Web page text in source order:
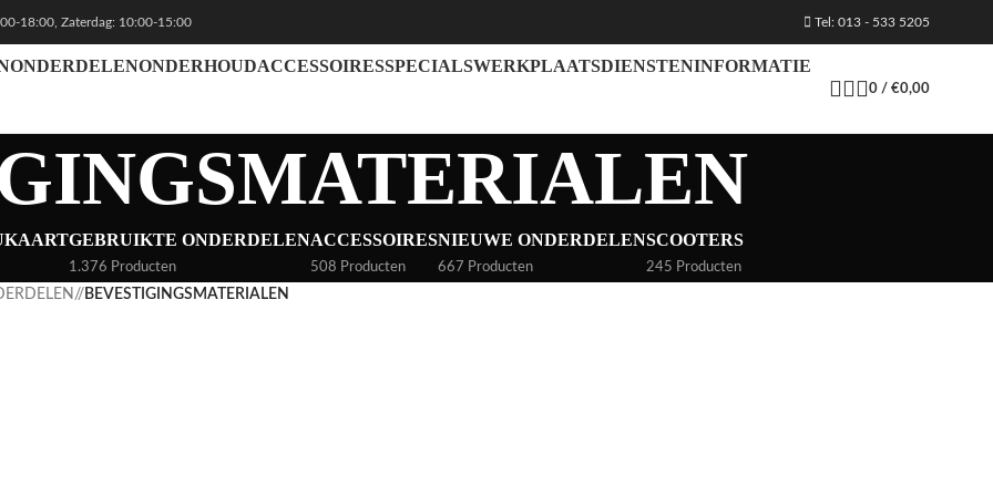
18:00, Zaterdag: 10:00-15:00 Tel: 013 - 533 5205
ONDERDELENONDERHOUDACCESSOIRESSPECIALSWERKPLAATSDIENSTENINFORMATIE
0 / €0,00
GEBRUIKTE ONDERDELEN
1.376 Producten
ACCESSOIRES
508 Producten
NIEUWE ONDERDELEN
667 Producten
SCOOTERS
245 Producten
/ BEVESTIGINGSMATERIALEN